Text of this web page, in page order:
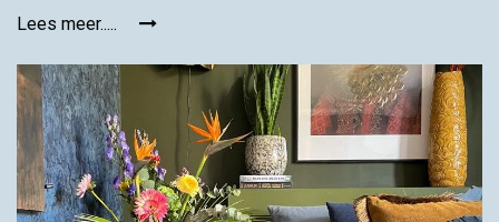
Lees meer.....